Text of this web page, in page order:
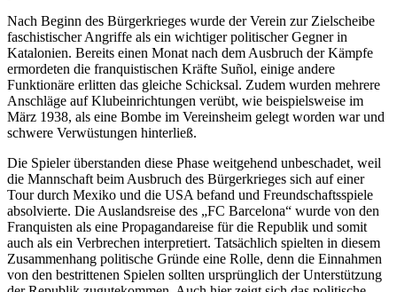
Nach Beginn des Bürgerkrieges wurde der Verein zur Zielscheibe
faschistischer Angriffe als ein wichtiger politischer Gegner in
Katalonien. Bereits einen Monat nach dem Ausbruch der Kämpfe
ermordeten die franquistischen Kräfte Suñol, einige andere
Funktionäre erlitten das gleiche Schicksal. Zudem wurden mehrere
Anschläge auf Klubeinrichtungen verübt, wie beispielsweise im
März 1938, als eine Bombe im Vereinsheim gelegt worden war und
schwere Verwüstungen hinterließ.
Die Spieler überstanden diese Phase weitgehend unbeschadet, weil
die Mannschaft beim Ausbruch des Bürgerkrieges sich auf einer
Tour durch Mexiko und die USA befand und Freundschaftsspiele
absolvierte. Die Auslandsreise des „FC Barcelona“ wurde von den
Franquisten als eine Propagandareise für die Republik und somit
auch als ein Verbrechen interpretiert. Tatsächlich spielten in diesem
Zusammenhang politische Gründe eine Rolle, denn die Einnahmen
von den bestrittenen Spielen sollten ursprünglich der Unterstützung